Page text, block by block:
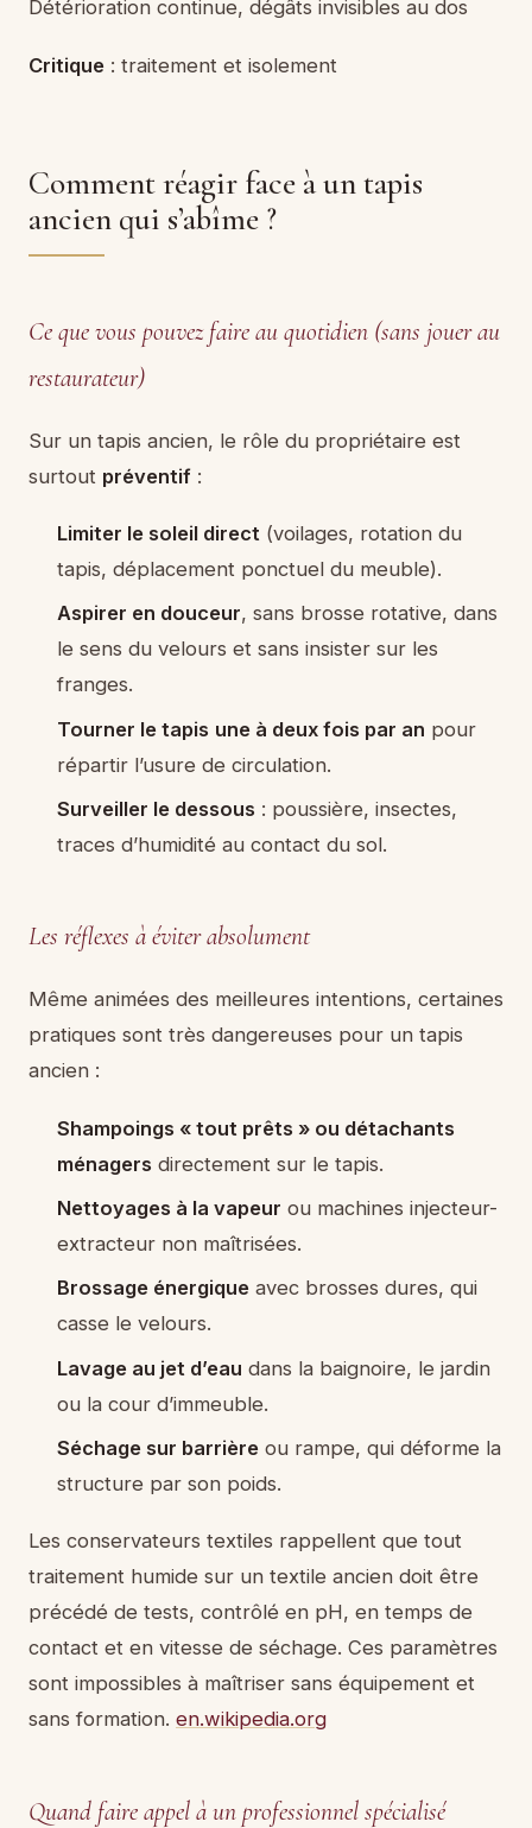
Détérioration continue, dégâts invisibles au dos
Critique : traitement et isolement
Comment réagir face à un tapis
ancien qui s’abîme ?
Ce que vous pouvez faire au quotidien (sans jouer au
restaurateur)
Sur un tapis ancien, le rôle du propriétaire est
surtout préventif :
Limiter le soleil direct (voilages, rotation du
tapis, déplacement ponctuel du meuble).
Aspirer en douceur, sans brosse rotative, dans
le sens du velours et sans insister sur les
franges.
Tourner le tapis une à deux fois par an pour
répartir l’usure de circulation.
Surveiller le dessous : poussière, insectes,
traces d’humidité au contact du sol.
Les réflexes à éviter absolument
Même animées des meilleures intentions, certaines
pratiques sont très dangereuses pour un tapis
ancien :
Shampoings « tout prêts » ou détachants
ménagers directement sur le tapis.
Nettoyages à la vapeur ou machines injecteur-
extracteur non maîtrisées.
Brossage énergiqueavec brosses dures, qui
casse le velours.
Lavage au jet d’eau dans la baignoire, le jardin
ou la cour d’immeuble.
Séchage sur barrièreou rampe, qui déforme la
structure par son poids.
Les conservateurs textiles rappellent que tout
traitement humide sur un textile ancien doit être
précédé de tests, contrôlé en pH, en temps de
contact et en vitesse de séchage. Ces paramètres
sont impossibles à maîtriser sans équipement et
sans formation. en.wikipedia.org
Quand faire appel à un professionnel spécialisé